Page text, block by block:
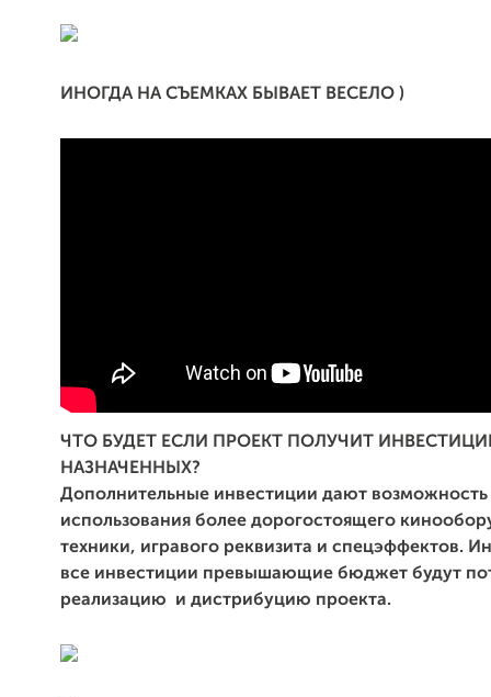
ИНОГДА НА СЪЕМКАХ БЫВАЕТ ВЕСЕЛО )
ЧТО БУДЕТ ЕСЛИ ПРОЕКТ ПОЛУЧИТ
НАЗНАЧЕННЫХ?
Дополнительные инвестиции дают возможность
использования более дорогостоящего
техники, игравого реквизита и спецэффектов.
все инвестиции превышающие бюджет будут
реализацию и дистрибуцию проекта.